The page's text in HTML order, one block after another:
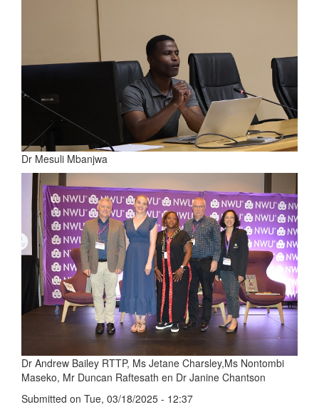
Dr Mesuli Mbanjwa
Dr Andrew Bailey RTTP, Ms Jetane Charsley,Ms Nontombi
Maseko, Mr Duncan Raftesath en Dr Janine Chantson
Submitted on Tue, 03/18/2025 - 12:37